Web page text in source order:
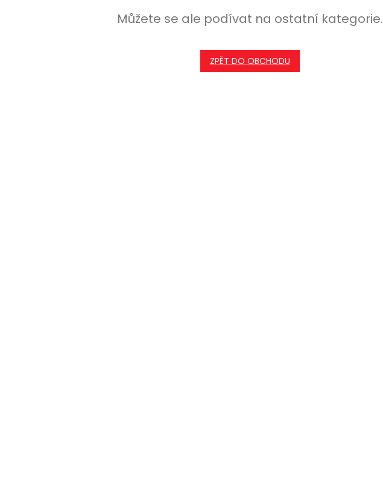
Můžete se ale podívat na ostatní kategorie.
ZPĚT DO OBCHODU